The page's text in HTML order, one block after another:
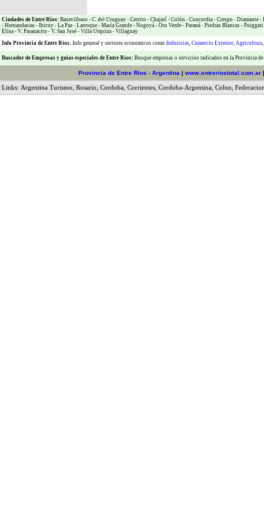
Ciudades de Entre Ríos: Basavilbaso - C. del Uruguay - Cerrito - Chajarí - Colón - Concordia - Crespo - Diamante -
- Hernandarias - Ibicuy - La Paz - Larroque - María Grande - Nogoyá - Oro Verde - Paraná - Piedras Blancas - Puiggari
Elisa - V. Paranacito - V. San José - Villa Urquiza - Villaguay
Info Provincia de Entre Rios: Info general y sectores economicos como Industrias, Comercio Exterior, Agricultura,
Buscador de Empresas y guias especiales de Entre Rios: Busque empresas o servicios radicados en la Provincia
Provincia de Entre Rios - Argentina | www.entreriostotal.com.ar
Links: Argentina Turismo Rosario Cordoba Corrientes Cordoba-Argentina Colon